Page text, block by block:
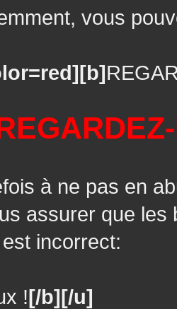
vous
à ne pas en
assurer que
incorrect:
![/b][/u]